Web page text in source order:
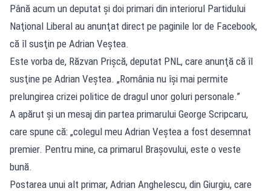
Până acum un deputat şi doi primari din interiorul Partidului
Naţional Liberal au anunţat direct pe paginile lor de Facebook,
că îl susţin pe Adrian Veştea.
Este vorba de, Răzvan Prişcă, deputat PNL, care anunţă că îl
susţine pe Adrian Veştea. „România nu îşi mai permite
prelungirea crizei politice de dragul unor goluri personale.”
A apărut și un mesaj din partea primarului George Scripcaru,
care spune că: „colegul meu Adrian Veştea a fost desemnat
premier. Pentru mine, ca primarul Braşovului, este o veste
bună.
Postarea unui alt primar, Adrian Anghelescu, din Giurgiu, care